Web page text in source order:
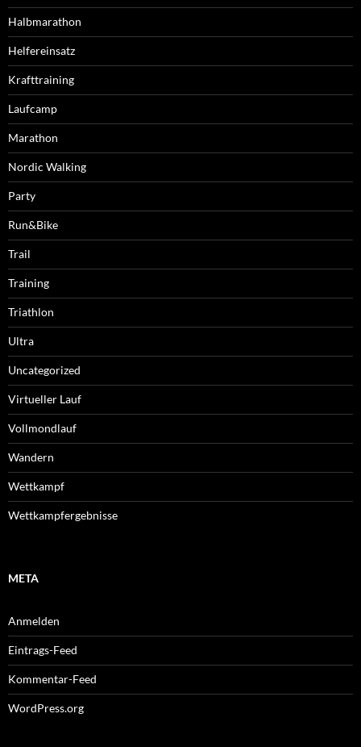
Halbmarathon
Helfereinsatz
Krafttraining
Laufcamp
Marathon
Nordic Walking
Party
Run&Bike
Trail
Training
Triathlon
Ultra
Uncategorized
Virtueller Lauf
Vollmondlauf
Wandern
Wettkampf
Wettkampfergebnisse
META
Anmelden
Eintrags-Feed
Kommentar-Feed
WordPress.org